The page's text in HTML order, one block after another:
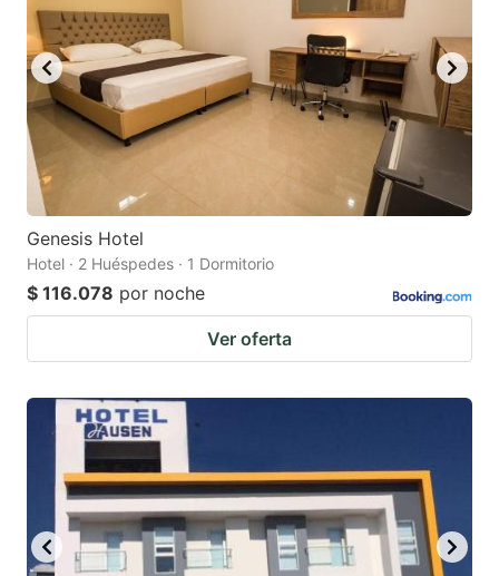
Genesis Hotel
Hotel · 2 Huéspedes · 1 Dormitorio
$ 116.078 por noche
Ver oferta